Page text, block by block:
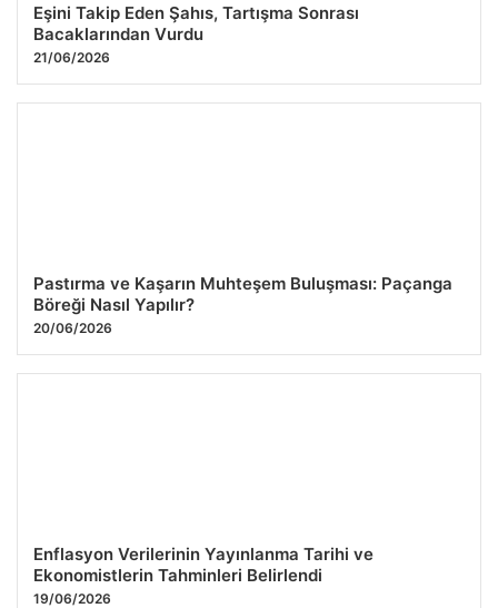
Eşini Takip Eden Şahıs, Tartışma Sonrası
Bacaklarından Vurdu
21/06/2026
Pastırma ve Kaşarın Muhteşem Buluşması: Paçanga
Böreği Nasıl Yapılır?
20/06/2026
Enflasyon Verilerinin Yayınlanma Tarihi ve
Ekonomistlerin Tahminleri Belirlendi
19/06/2026